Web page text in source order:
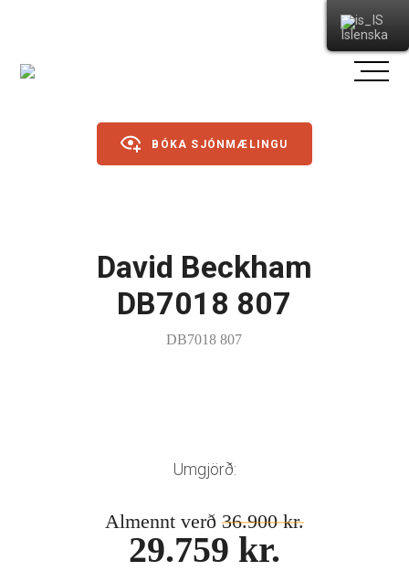
Sólgleraugu
Íþróttagleraugu
Gleraugnaklútar og sprey
BÓKA SJÓNMÆLINGU
David Beckham
DB7018 807
DB7018 807
Umgjörð:
Almennt verð 36.900 kr.
29.759 kr.
Íslenska